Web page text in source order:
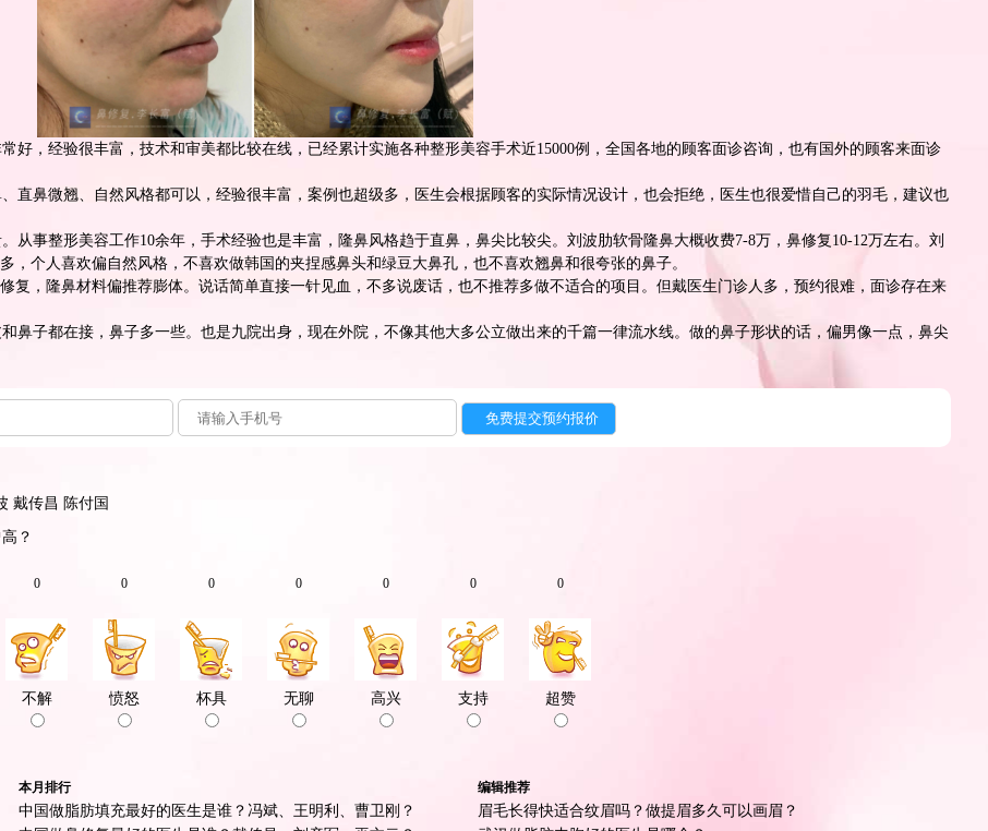
好，经验很丰富，技术和审美都比较在线，已经累计实施各种整形美容手术近15000例，全国各地的顾客面诊咨询，也有国外的顾客来面诊
直鼻微翘、自然风格都可以，经验很丰富，案例也超级多，医生会根据顾客的实际情况设计，也会拒绝，医生也很爱惜自己的羽毛，建议也
从事整形美容工作10余年，手术经验也是丰富， 隆鼻风格趋于直鼻，鼻尖比较尖。刘波肋软骨隆鼻大概收费7-8万，鼻修复10-12万左右。刘
，个人喜欢偏自然风格，不喜欢做韩国的夹捏感鼻头和绿豆大鼻孔，也不喜欢翘鼻和很夸张的鼻子。
复，隆鼻材料偏推荐膨体。说话简单直接一针见血，不多说废话，也不推荐多做不适合的项目。但戴医生门诊人多，预约很难，面诊存在来
和鼻子都在接，鼻子多一些。也是九院出身，现在外院，不像其他大多公立做出来的千篇一律流水线。做的鼻子形状的话，偏男像一点，鼻尖
戴传昌 陈付国
？
0
不解
0
愤怒
0
杯具
0
无聊
0
高兴
0
支持
0
超赞
本月排行
中国做脂肪填充最好的医生是谁？冯斌、王明利、曹卫刚？
编辑推荐
眉毛长得快适合纹眉吗？做提眉多久可以画眉？